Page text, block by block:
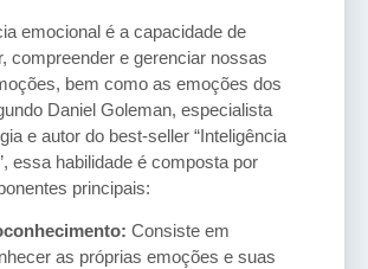
emocional é a capacidade de
compreender e gerenciar nossas
bem como as emoções dos
Daniel Goleman, especialista
e autor do best-seller “Inteligência
essa habilidade é composta por
principais:
Consiste em
as próprias emoções e suas